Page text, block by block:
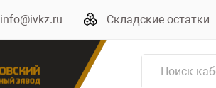
info@ivkz.ru Складские остатки